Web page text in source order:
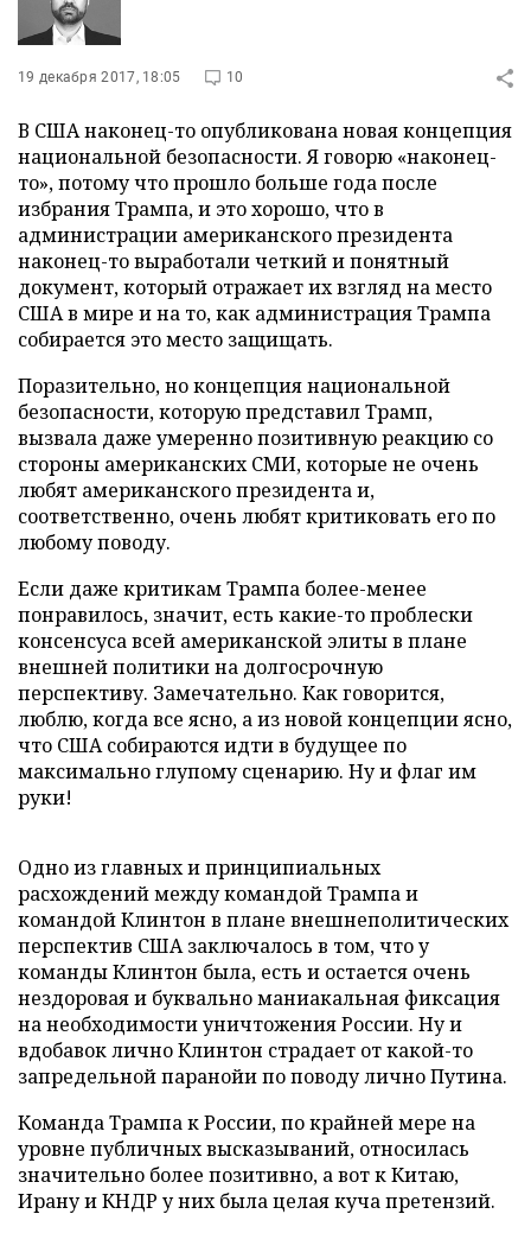
19 декабря 2017, 18:05 10
В США наконец-то опубликована новая концепция
национальной безопасности. Я говорю «наконец-
то», потому что прошло больше года после
избрания Трампа, и это хорошо, что в
администрации американского президента
наконец-то выработали четкий и понятный
документ, который отражает их взгляд на место
США в мире и на то, как администрация Трампа
собирается это место защищать.
Поразительно, но концепция национальной
безопасности, которую представил Трамп,
вызвала даже умеренно позитивную реакцию со
стороны американских СМИ, которые не очень
любят американского президента и,
соответственно, очень любят критиковать его по
любому поводу.
Если даже критикам Трампа более-менее
понравилось, значит, есть какие-то проблески
консенсуса всей американской элиты в плане
внешней политики на долгосрочную
перспективу. Замечательно. Как говорится,
люблю, когда все ясно, а из новой концепции ясно,
что США собираются идти в будущее по
максимально глупому сценарию. Ну и флаг им
руки!
Одно из главных и принципиальных
расхождений между командой Трампа и
командой Клинтон в плане внешнеполитических
перспектив США заключалось в том, что у
команды Клинтон была, есть и остается очень
нездоровая и буквально маниакальная фиксация
на необходимости уничтожения России. Ну и
вдобавок лично Клинтон страдает от какой-то
запредельной паранойи по поводу лично Путина.
Команда Трампа к России, по крайней мере на
уровне публичных высказываний, относилась
значительно более позитивно, а вот к Китаю,
Ирану и КНДР у них была целая куча претензий.